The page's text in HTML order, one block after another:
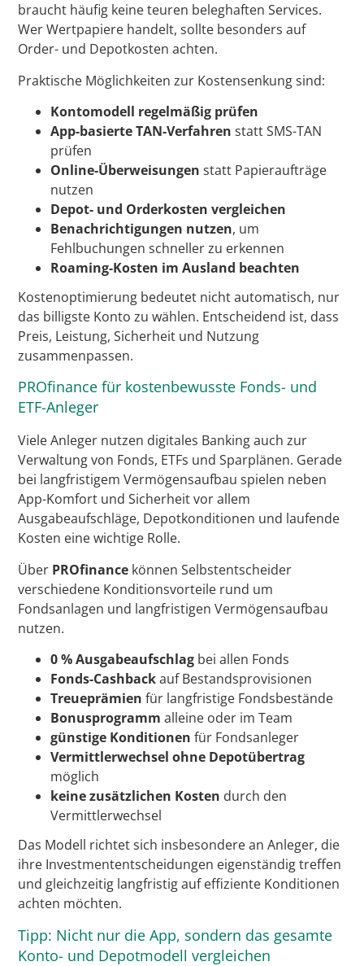
braucht häufig keine teuren beleghaften Services.
Wer Wertpapiere handelt, sollte besonders auf
Order- und Depotkosten achten.
Praktische Möglichkeiten zur Kostensenkung sind:
Kontomodell regelmäßig prüfen
App-basierte TAN-Verfahren statt SMS-TAN
prüfen
Online-Überweisungen statt Papieraufträge
nutzen
Depot- und Orderkosten vergleichen
Benachrichtigungen nutzen, um
Fehlbuchungen schneller zu erkennen
Roaming-Kosten im Ausland beachten
Kostenoptimierung bedeutet nicht automatisch, nur
das billigste Konto zu wählen. Entscheidend ist, dass
Preis, Leistung, Sicherheit und Nutzung
zusammenpassen.
PROfinance für kostenbewusste Fonds- und
ETF-Anleger
Viele Anleger nutzen digitales Banking auch zur
Verwaltung von Fonds, ETFs und Sparplänen. Gerade
bei langfristigem Vermögensaufbau spielen neben
App-Komfort und Sicherheit vor allem
Ausgabeaufschläge, Depotkonditionen und laufende
Kosten eine wichtige Rolle.
Über PROfinance können Selbstentscheider
verschiedene Konditionsvorteile rund um
Fondsanlagen und langfristigen Vermögensaufbau
nutzen.
0 % Ausgabeaufschlag bei allen Fonds
Fonds-Cashbackauf Bestandsprovisionen
Treueprämien für langfristige Fondsbestände
Bonusprogramm alleine oder im Team
günstige Konditionen für Fondsanleger
Vermittlerwechsel ohne Depotübertrag
möglich
keine zusätzlichen Kosten durch den
Vermittlerwechsel
Das Modell richtet sich insbesondere an Anleger, die
ihre Investmententscheidungen eigenständig treffen
und gleichzeitig langfristig auf effiziente Konditionen
achten möchten.
Tipp: Nicht nur die App, sondern das gesamte
Konto- und Depotmodell vergleichen